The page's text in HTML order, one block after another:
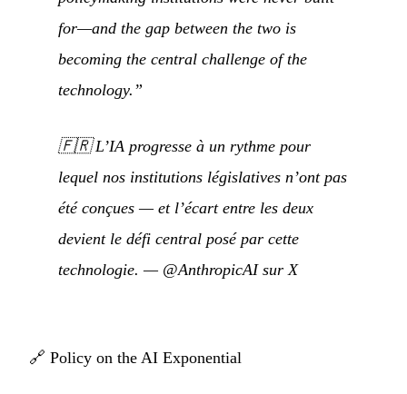
for—and the gap between the two is
becoming the central challenge of the
technology.”
🇫🇷L’IA progresse à un rythme pour
lequel nos institutions législatives n’ont pas
été conçues — et l’écart entre les deux
devient le défi central posé par cette
technologie. — @AnthropicAI sur X
🔗 Policy on the AI Exponential